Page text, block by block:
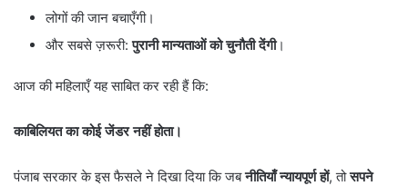
लोगों की जान बचाएँगी।
और सबसे ज़रूरी:पुरानी मान्यताओं को चुनौती देंगी।
आज की महिलाएँ यह साबित कर रही हैं कि:
काबिलियत का कोई जेंडर नहीं होता।
पंजाब सरकार के इस फैसले ने दिखा दिया कि जबनीतियाँ न्यायपूर्ण हों, तोसपने